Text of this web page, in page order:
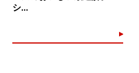
シ...